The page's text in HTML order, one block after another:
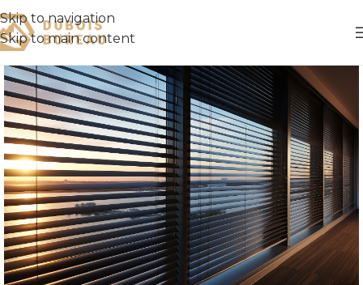
Skip to navigation
Skip to main content